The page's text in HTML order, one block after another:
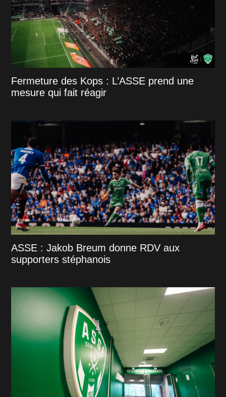
Fermeture des Kops : L’ASSE prend une
mesure qui fait réagir
ASSE : Jakob Breum donne RDV aux
supporters stéphanois